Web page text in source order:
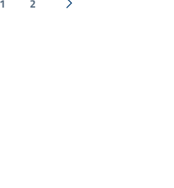
1 2 Next »